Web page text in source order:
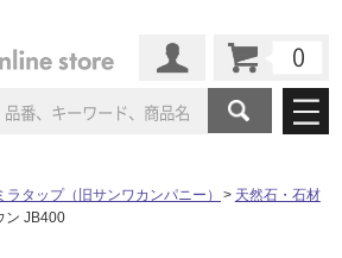
品カテゴリ
施工事例
タップ（旧サンワカンパニー）
天然石・石材
ン JB400